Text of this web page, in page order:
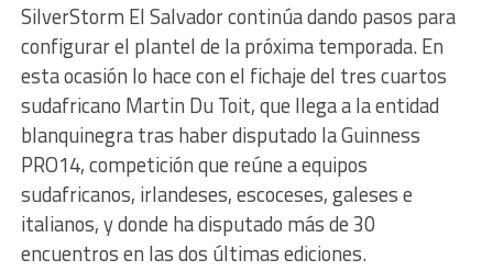
SilverStorm El Salvador continúa dando pasos para
configurar el plantel de la próxima temporada. En
esta ocasión lo hace con el fichaje del tres cuartos
sudafricano Martin Du Toit, que llega a la entidad
blanquinegra tras haber disputado la Guinness
PRO14, competición que reúne a equipos
sudafricanos, irlandeses, escoceses, galeses e
italianos, y donde ha disputado más de 30
encuentros en las dos últimas ediciones.